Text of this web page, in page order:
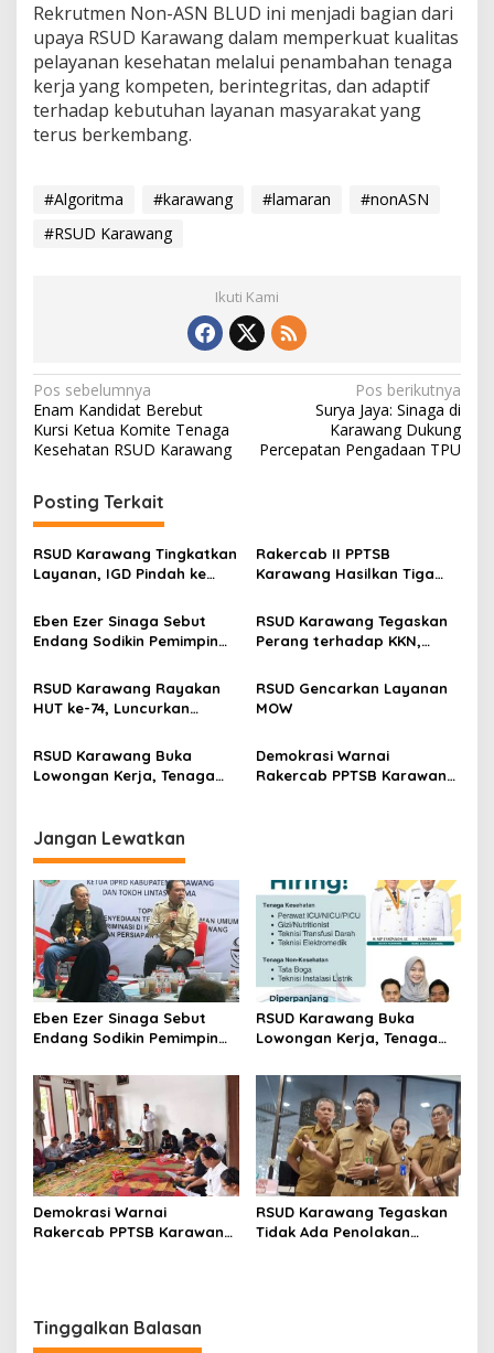
Rekrutmen Non-ASN BLUD ini menjadi bagian dari
upaya RSUD Karawang dalam memperkuat kualitas
pelayanan kesehatan melalui penambahan tenaga
kerja yang kompeten, berintegritas, dan adaptif
terhadap kebutuhan layanan masyarakat yang
terus berkembang.
#Algoritma #karawang #lamaran
#nonASN
#RSUD Karawang
Ikuti Kami
N
a
v
i
g
a
s
i
p
s
Pos sebelumnya
Enam Kandidat Berebut
Kursi Ketua Komite Tenaga
Kesehatan RSUD Karawang
Pos berikutnya
Surya Jaya: Sinaga di
Karawang Dukung
Percepatan Pengadaan TPU
Posting Terkait
RSUD Karawang Tingkatkan
Layanan, IGD Pindah ke
Ruang Rawat Inap PEDES
Berkapasitas 31 Tempat
Rakercab II PPTSB
Karawang Hasilkan Tiga
Adat
Eben Ezer Sinaga Sebut
Endang Sodikin Pemimpin
Wujudkan TPU Tanpa
Diskriminasi di Karawang
RSUD Karawang Tegaskan
Perang terhadap KKN,
Teken Pakta Integritas
RSUD Karawang Rayakan
HUT ke-74, Luncurkan
untuk Tingkatkan
Pelayanan Kesehatan
RSUD Gencarkan Layanan
MOW
RSUD Karawang Buka
Lowongan Kerja, Tenaga
Demokrasi Warnai
Rakercab PPTSB Karawang,
Jangan Lewatkan
Eben Ezer Sinaga Sebut
Endang Sodikin Pemimpin
Wujudkan TPU Tanpa
Diskriminasi di Karawang
RSUD Karawang Buka
Lowongan Kerja, Tenaga
Demokrasi Warnai
Rakercab PPTSB Karawang,
RSUD Karawang Tegaskan
Tidak Ada Penolakan
Tinggalkan Balasan